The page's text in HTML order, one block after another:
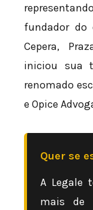
fundador do
Cepera,
iniciou sua
renomado
e Opice
Quer se
A Legale
mais de